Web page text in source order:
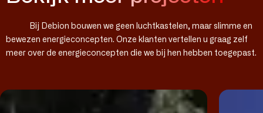
Bij Debion bouwen we geen luchtkastelen, maar slimme en
bewezen energieconcepten. Onze klanten vertellen u graag zelf
meer over de energieconcepten die we bij hen hebben toegepast.